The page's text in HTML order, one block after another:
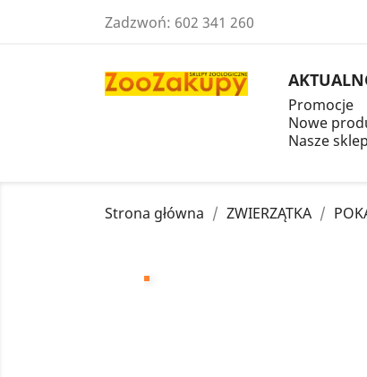
Zadzwoń: 602 341 260
Promocje
Nowe
Nasze
Strona główna ZWIERZĄTKA